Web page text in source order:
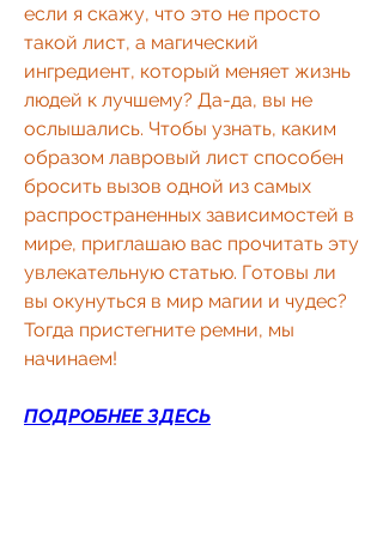
если я скажу, что это не просто
такой лист, а магический
ингредиент, который меняет жизнь
людей к лучшему? Да-да, вы не
ослышались. Чтобы узнать, каким
образом лавровый лист способен
бросить вызов одной из самых
распространенных зависимостей в
мире, приглашаю вас прочитать эту
увлекательную статью. Готовы ли
вы окунуться в мир магии и чудес?
Тогда пристегните ремни, мы
начинаем!
ПОДРОБНЕЕ ЗДЕСЬ